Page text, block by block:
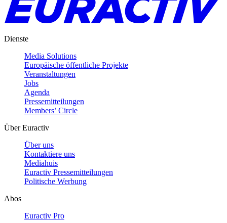
Dienste
Media Solutions
Europäische öffentliche Projekte
Veranstaltungen
Jobs
Agenda
Pressemitteilungen
Members’ Circle
Über Euractiv
Über uns
Kontaktiere uns
Mediahuis
Euractiv Pressemitteilungen
Politische Werbung
Abos
Euractiv Pro